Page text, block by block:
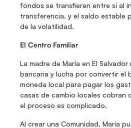
fondos se transfieren entre sí al
transferencia, y el saldo estable
de la volatilidad.
El Centro Familiar
La madre de María en El
bancaria y lucha por convertir el
moneda local para pagar los
casas de cambio locales cobran
el proceso es complicado.
Al crear una Comunidad, María